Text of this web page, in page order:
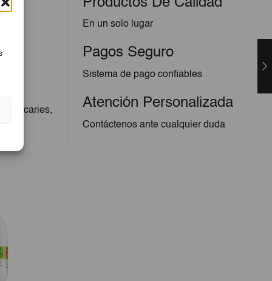
las caries,
En un solo lugar
Pagos Seguro
Sistema de pago confiables
Atención Personalizada
Contáctenos ante cualquier duda